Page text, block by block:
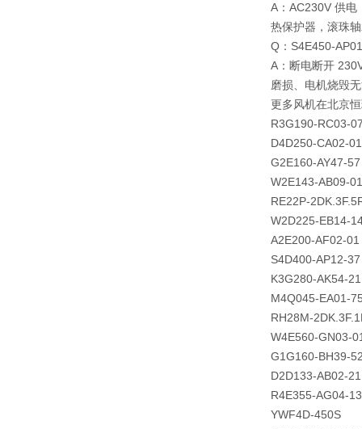
A：AC230V 供
热保护器，滚珠
Q：S4E450-
A：断电断开
磨损、电机烧毁
更多风机在北京
R3G190-RC03-
D4D250-CA02-01
G2E160-AY47-57
W2E143-AB09-
RE22P-
W2D225-EB14-
A2E200-AF02-01
S4D400-AP12-37
K3G280-AK54-21
M4Q045-EA01-
RH28M-
W4E560-GN03-
G1G160-BH39-
D2D133-AB02-21
R4E355-AG04-13
YWF4D-450S